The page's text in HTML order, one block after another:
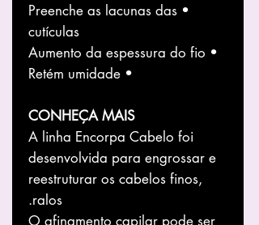
• Preenche as lacunas das
cutículas
• Aumento da espessura do fio
• Retém umidade
CONHEÇA MAIS
A linha Encorpa Cabelo foi
desenvolvida para engrossar e
reestruturar os cabelos finos,
ralos.
O afinamento capilar pode ser